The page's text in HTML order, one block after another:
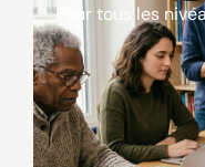
Pour tous les